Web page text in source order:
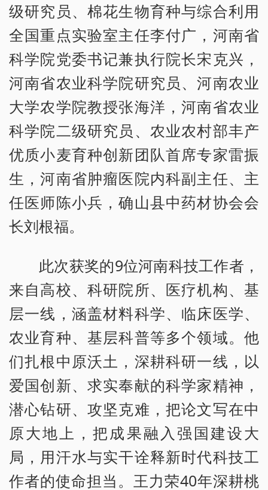
级研究员、棉花生物育种与综合利用
全国重点实验室主任李付广，河南省
科学院党委书记兼执行院长宋克兴，
河南省农业科学院研究员、河南农业
大学农学院教授张海洋，河南省农业
科学院二级研究员、农业农村部丰产
优质小麦育种创新团队首席专家雷振
生，河南省肿瘤医院内科副主任、主
任医师陈小兵，确山县中药材协会会
长刘根福。
此次获奖的9位河南科技工作者，
来自高校、科研院所、医疗机构、基
层一线，涵盖材料科学、临床医学、
农业育种、基层科普等多个领域。他
们扎根中原沃土，深耕科研一线，以
爱国创新、求实奉献的科学家精神，
潜心钻研、攻坚克难，把论文写在中
原大地上，把成果融入强国建设大
局，用汗水与实干诠释新时代科技工
作者的使命担当。王力荣40年深耕桃